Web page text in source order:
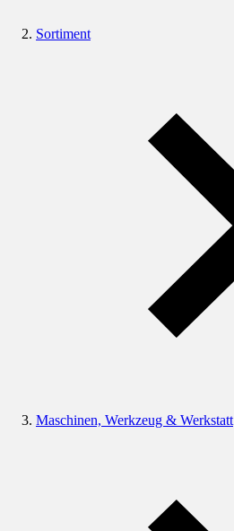
Sortiment
Maschinen, Werkzeug & Werkstatt